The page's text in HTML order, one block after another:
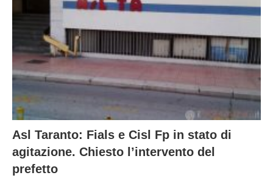
Asl Taranto: Fials e Cisl Fp in stato di
agitazione. Chiesto l’intervento del
prefetto